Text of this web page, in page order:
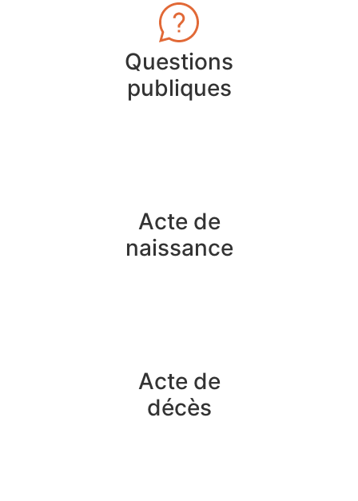
Questions
publiques
Acte de
naissance
Acte de
décès